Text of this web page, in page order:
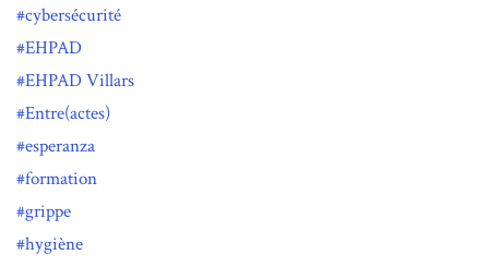
cybersécurité
EHPAD
EHPAD Villars
Entre(actes)
esperanza
formation
grippe
hygiène